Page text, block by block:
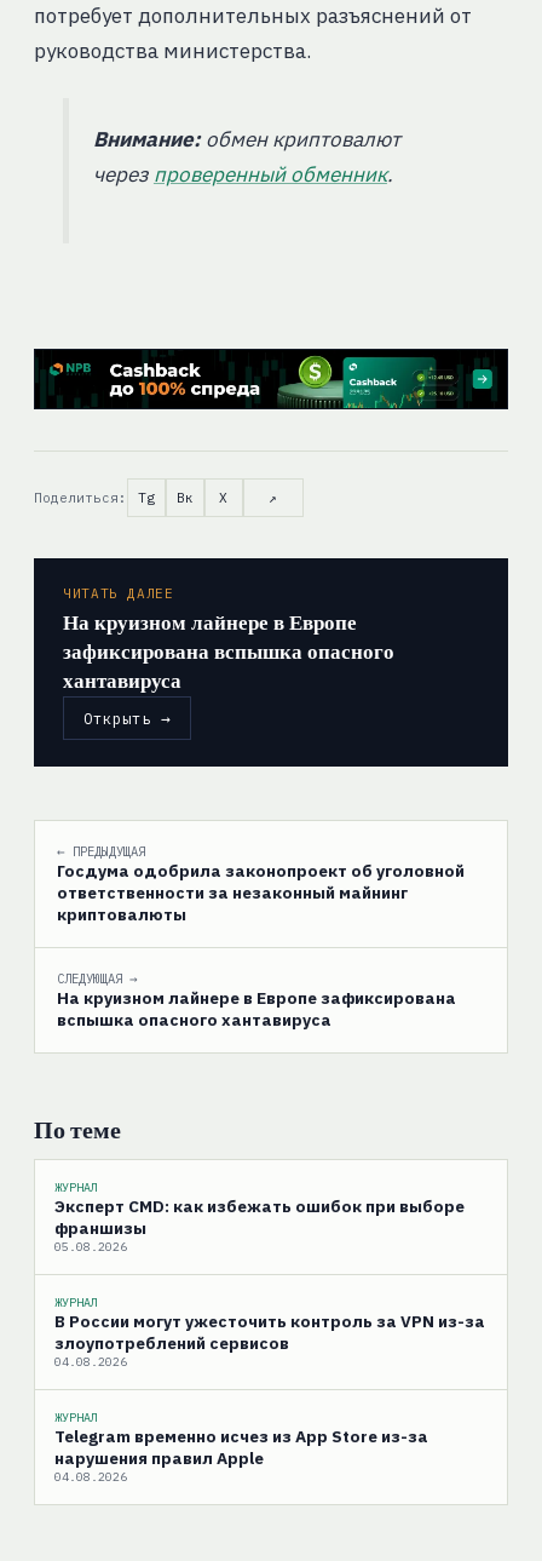
потребует дополнительных разъяснений от
руководства министерства.
Внимание:обмен криптовалют
через проверенный обменник.
Поделиться: Tg Вк X ↗
ЧИТАТЬ ДАЛЕЕ
На круизном лайнере в Европе
зафиксирована вспышка опасного
хантавируса
Открыть →
← ПРЕДЫДУЩАЯ
Госдума одобрила законопроект об уголовной
ответственности за незаконный майнинг
криптовалюты
СЛЕДУЮЩАЯ →
На круизном лайнере в Европе зафиксирована
вспышка опасного хантавируса
По теме
ЖУРНАЛ
Эксперт CMD: как избежать ошибок при выборе
франшизы
05.08.2026
ЖУРНАЛ
В России могут ужесточить контроль за VPN из-за
злоупотреблений сервисов
04.08.2026
ЖУРНАЛ
Telegram временно исчез из App Store из-за
нарушения правил Apple
04.08.2026